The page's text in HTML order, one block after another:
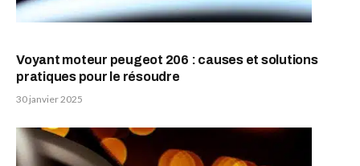
Voyant moteur peugeot 206 : causes et solutions
pratiques pour le résoudre
30 janvier 2025